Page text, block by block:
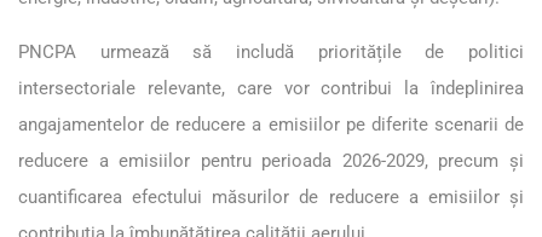
PNCPA urmează să includă prioritățile de politici
intersectoriale relevante, care vor contribui la îndeplinirea
angajamentelor de reducere a emisiilor pe diferite scenarii de
reducere a emisiilor pentru perioada 2026-2029, precum și
cuantificarea efectului măsurilor de reducere a emisiilor și